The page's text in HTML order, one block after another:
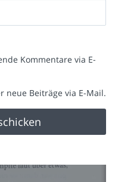
Kommentare via E-
neue Beiträge via E-Mail.